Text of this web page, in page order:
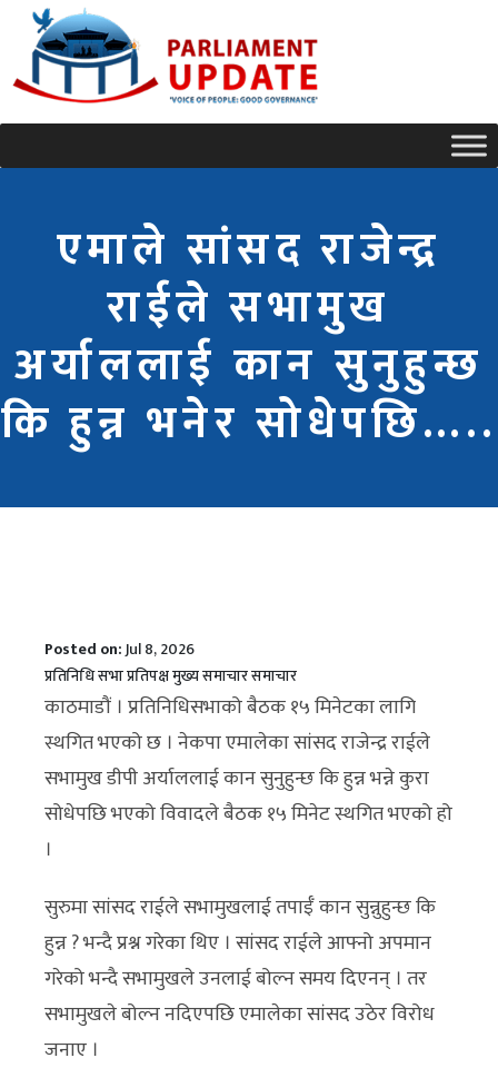
एमाले सांसद राजेन्द्र
राईले सभामुख
अर्याललाई कान सुनुहुन्छ
कि हुन्न भनेर सोधेपछि…..
Posted on:Jul 8, 2026
प्रतिनिधि सभाप्रतिपक्षमुख्य समाचारसमाचार
काठमाडौं । प्रतिनिधिसभाको बैठक १५ मिनेटका लागि
स्थगित भएको छ । नेकपा एमालेका सांसद राजेन्द्र राईले
सभामुख डीपी अर्याललाई कान सुनुहुन्छ कि हुन्न भन्ने कुरा
सोधेपछि भएको विवादले बैठक १५ मिनेट स्थगित भएको हो
।
सुरुमा सांसद राईले सभामुखलाई तपाईँ कान सुन्नुहुन्छ कि
हुन्न ? भन्दै प्रश्न गरेका थिए । सांसद राईले आफ्नो अपमान
गरेको भन्दै सभामुखले उनलाई बोल्न समय दिएनन् । तर
सभामुखले बोल्न नदिएपछि एमालेका सांसद उठेर विरोध
जनाए ।